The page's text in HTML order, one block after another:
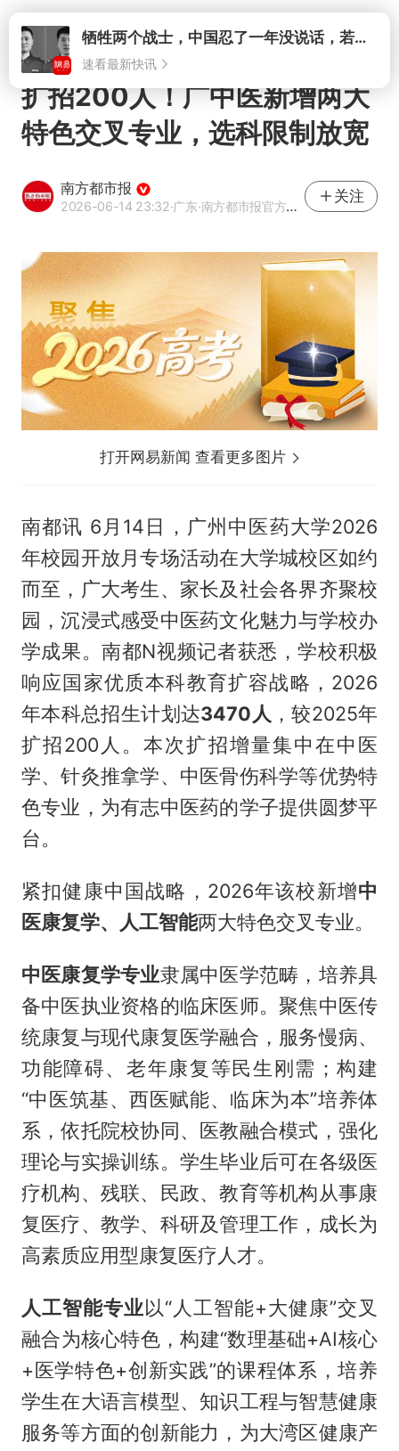
打开牺牲两个战士，中国忍了一年没说话，若菲律宾死了人，他会开战吗
速看最新快讯
扩招200人！广中医新增两大
特色交叉专业，选科限制放宽
南方都市报
2026-06-14 23:32·广东·南方都市报官方网易号
关注
打开网易新闻 查看更多图片
南都讯 6月14日，广州中医药大学2026
年校园开放月专场活动在大学城校区如约
而至，广大考生、家长及社会各界齐聚校
园，沉浸式感受中医药文化魅力与学校办
学成果。南都N视频记者获悉，学校积极
响应国家优质本科教育扩容战略，2026
年本科总招生计划达3470人 ，较2025年
扩招200人。本次扩招增量集中在中医
学、针灸推拿学、中医骨伤科学等优势特
色专业，为有志中医药的学子提供圆梦平
台。
紧扣健康中国战略，2026年该校新增中
医康复学、人工智能两大特色交叉专业。
中医康复学专业隶属中医学范畴，培养具
备中医执业资格的临床医师。聚焦中医传
统康复与现代康复医学融合，服务慢病、
功能障碍、老年康复等民生刚需；构建
“中医筑基、西医赋能、临床为本”培养体
系，依托院校协同、医教融合模式，强化
理论与实操训练。学生毕业后可在各级医
疗机构、残联、民政、教育等机构从事康
复医疗、教学、科研及管理工作，成长为
高素质应用型康复医疗人才。
人工智能专业以“人工智能+大健康”交叉
融合为核心特色，构建“数理基础+AI核心
+医学特色+创新实践”的课程体系，培养
学生在大语言模型、知识工程与智慧健康
服务等方面的创新能力，为大湾区健康产